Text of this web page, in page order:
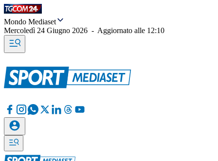
Mondo Mediaset
Mercoledì 24 Giugno 2026 - Aggiornato alle 12:10